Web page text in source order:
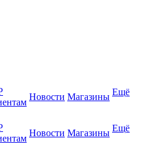
Новости Магазины Ещё
Новости Магазины Ещё